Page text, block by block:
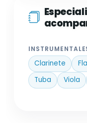
Clarinete
Tuba
Viola